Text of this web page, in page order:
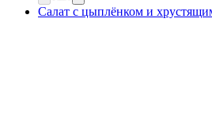
Салат с цыплёнком и